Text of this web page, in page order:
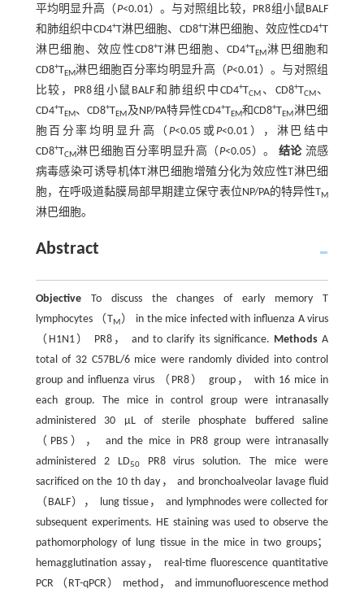
平均明显升高（P<0.01）。与对照组比较，PR8组小鼠BALF
和肺组织中CD4+T淋巴细胞、CD8+T淋巴细胞、效应性CD4+T
淋巴细胞、效应性CD8+T淋巴细胞、CD4+TEM淋巴细胞和
CD8+TEM淋巴细胞百分率均明显升高（P<0.01）。与对照组
比较，PR8组小鼠BALF和肺组织中CD4+TCM 、CD8+TCM、
CD4+TEM、CD8+TEM及NP/PA特异性CD4+TEM和CD8+TEM淋巴细
胞百分率均明显升高（P<0.05或P<0.01），淋巴结中
CD8+TCM淋巴细胞百分率明显升高（P<0.05）。 结论 流感
病毒感染可诱导机体T淋巴细胞增殖分化为效应性T淋巴细
胞，在呼吸道黏膜局部早期建立保守表位NP/PA的特异性TM
淋巴细胞。
Abstract
ObjectiveTo discuss the changes of early memory T
lymphocytes （TM） in the mice infected with influenza A virus
（H1N1） PR8， and to clarify its significance. Methods A
total of 32 C57BL/6 mice were randomly divided into control
group and influenza virus （PR8） group， with 16 mice in
each group. The mice in control group were intranasally
administered 30 μL of sterile phosphate buffered saline
（PBS）， and the mice in PR8 group were intranasally
administered 2 LD50PR8 virus solution. The mice were
sacrificed on the 10 th day， and bronchoalveolar lavage fluid
（BALF）， lung tissue， and lymphnodes were collected for
subsequent experiments. HE staining was used to observe the
pathomorphology of lung tissue in the mice in two groups；
hemagglutination assay， real-time fluorescence quantitative
PCR （RT-qPCR） method， and immunofluorescence method